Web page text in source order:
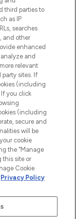
von 30€.
third parties to
as IP
searches
and other
enhanced
and
relevant
sites. If
(including
If you click
(including
secure and
will be
cookie
the “Manage
this site or
Cookie
Privacy Policy